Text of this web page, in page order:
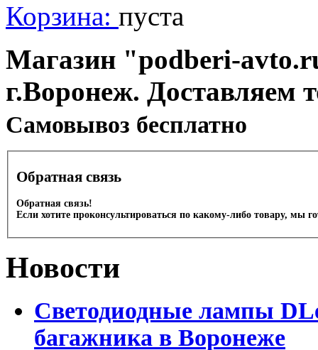
Корзина: пуста
Магазин "podberi-
г.Воронеж. Доставляем
Cамовывоз бесплатно
Обратная связь
Обратная связь!
Если хотите проконсультироваться по какому-либо товару, мы
Новости
Светодиодные лампы
багажника в Воронеже